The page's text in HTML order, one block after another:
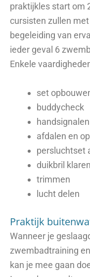
praktijkles start om
cursisten zullen
begeleiding van
ieder geval 6
Enkele
set
buddycheck
handsignalen
afdalen en
persluchtset
duikbril klaren
trimmen
lucht delen
Praktijk
Wanneer je
zwembadtraining
kan je mee gaan